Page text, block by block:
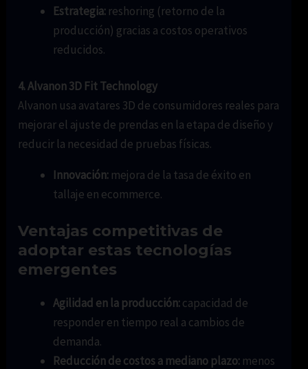
Estrategia: reshoring (retorno de la
producción) gracias a costos operativos
reducidos.
4. Alvanon 3D Fit Technology
Alvanon usa avatares 3D de consumidores reales para
mejorar el ajuste de prendas en la etapa de diseño y
reducir la necesidad de pruebas físicas.
Innovación: mejora de la tasa de éxito en
tallaje en ecommerce.
Ventajas competitivas de
adoptar estas tecnologías
emergentes
Agilidad en la producción:capacidad de
responder en tiempo real a cambios de
demanda.
Reducción de costos a mediano plazo: menos